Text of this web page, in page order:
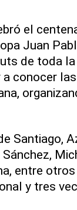
el
Juan
de toda la
conocer
Santiago,
entre
y tres